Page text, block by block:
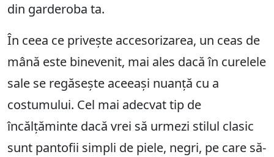
din garderoba ta.
În ceea ce privește accesorizarea, un ceas de
mână este binevenit, mai ales dacă în curelele
sale se regăsește aceeași nuanță cu a
costumului. Cel mai adecvat tip de
încălțăminte dacă vrei să urmezi stilul clasic
sunt pantofii simpli de piele, negri, pe care să-